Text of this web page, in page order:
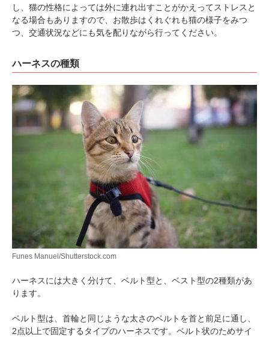
し、猫の性格によっては外に連れ出すことがかえってストレスと
なる場合もありますので、お散歩はくれぐれも猫の様子をみつ
つ、交通状況などにも気を配りながら行ってください。
ハーネスの種類
Funes Manuel/Shutterstock.com
ハーネスには大きく分けて、ベルト型と、ベスト型の2種類があ
ります。
ベルト型は、首輪と同じような太さのベルトを首と前足に通し、
2点以上で固定するタイプのハーネスです。ベルト状のためサイ